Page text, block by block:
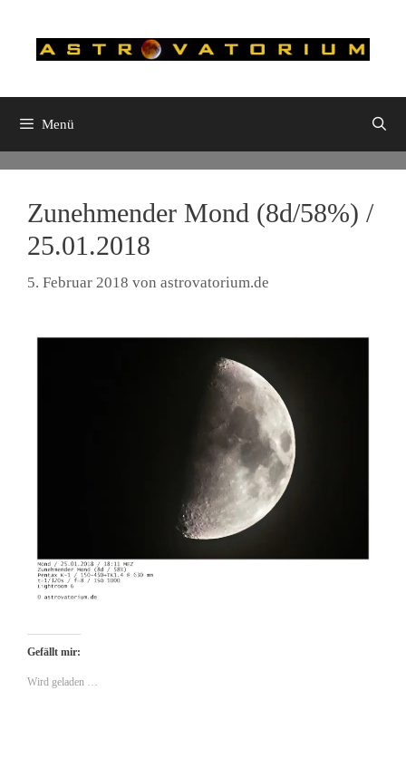
springen
Menü
Zunehmender Mond (8d/58%) /
25.01.2018
5. Februar 2018 von astrovatorium.de
Gefällt mir:
Wird geladen …